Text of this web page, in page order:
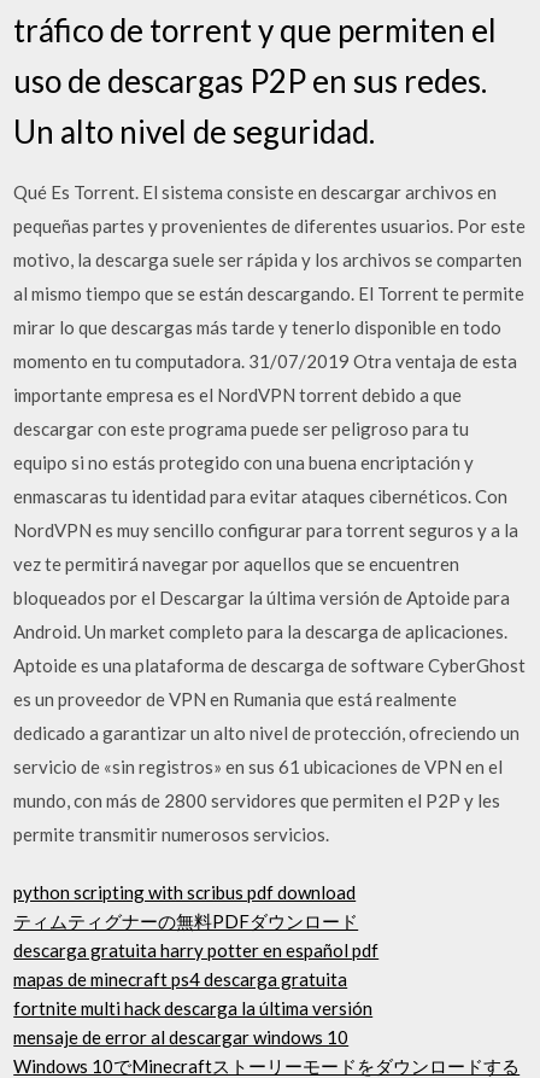
tráfico de torrent y que permiten el
uso de descargas P2P en sus redes.
Un alto nivel de seguridad.
Qué Es Torrent. El sistema consiste en descargar archivos en
pequeñas partes y provenientes de diferentes usuarios. Por este
motivo, la descarga suele ser rápida y los archivos se comparten
al mismo tiempo que se están descargando. El Torrent te permite
mirar lo que descargas más tarde y tenerlo disponible en todo
momento en tu computadora. 31/07/2019 Otra ventaja de esta
importante empresa es el NordVPN torrent debido a que
descargar con este programa puede ser peligroso para tu
equipo si no estás protegido con una buena encriptación y
enmascaras tu identidad para evitar ataques cibernéticos. Con
NordVPN es muy sencillo configurar para torrent seguros y a la
vez te permitirá navegar por aquellos que se encuentren
bloqueados por el Descargar la última versión de Aptoide para
Android. Un market completo para la descarga de aplicaciones.
Aptoide es una plataforma de descarga de software CyberGhost
es un proveedor de VPN en Rumania que está realmente
dedicado a garantizar un alto nivel de protección, ofreciendo un
servicio de «sin registros» en sus 61 ubicaciones de VPN en el
mundo, con más de 2800 servidores que permiten el P2P y les
permite transmitir numerosos servicios.
python scripting with scribus pdf download
ティムティグナーの無料PDFダウンロード
descarga gratuita harry potter en español pdf
mapas de minecraft ps4 descarga gratuita
fortnite multi hack descarga la última versión
mensaje de error al descargar windows 10
Windows 10でMinecraftストーリーモードをダウンロードする